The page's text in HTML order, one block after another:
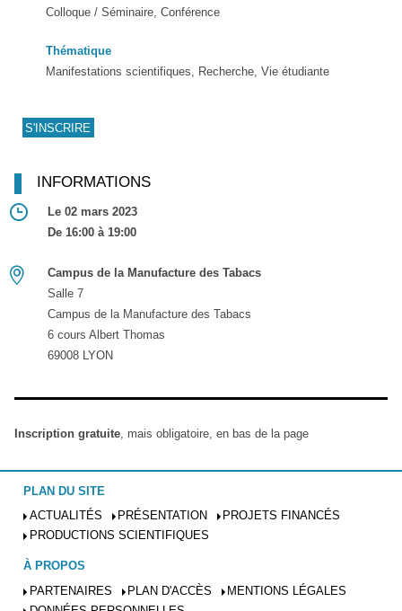
Colloque / Séminaire, Conférence
Thématique
Manifestations scientifiques, Recherche, Vie étudiante
INFORMATIONS
Le 02 mars 2023
De 16:00 à 19:00
Campus de la Manufacture des Tabacs
Salle 7
Campus de la Manufacture des Tabacs
6 cours Albert Thomas
69008 LYON
Inscription gratuite, mais obligatoire, en bas de la page
PLAN DU SITE
ACTUALITÉS
PRÉSENTATION
PROJETS FINANCÉS
PRODUCTIONS SCIENTIFIQUES
À PROPOS
PARTENAIRES
PLAN D'ACCÈS
MENTIONS LÉGALES